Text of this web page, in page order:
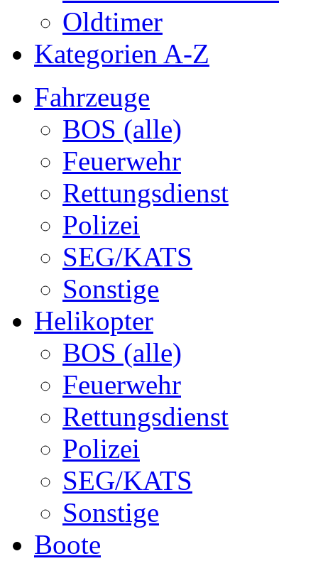
Oldtimer
Kategorien A-Z
Fahrzeuge
BOS (alle)
Feuerwehr
Rettungsdienst
Polizei
SEG/KATS
Sonstige
Helikopter
BOS (alle)
Feuerwehr
Rettungsdienst
Polizei
SEG/KATS
Sonstige
Boote